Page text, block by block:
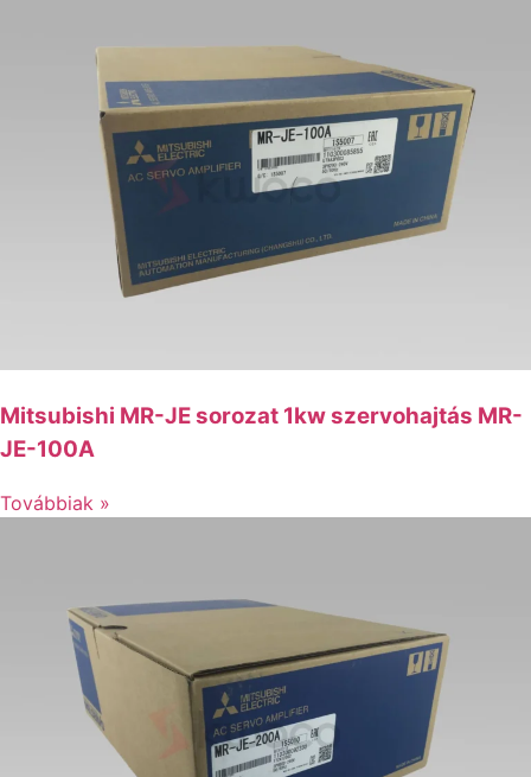
Mitsubishi MR-JE sorozat 1kw szervohajtás MR-
JE-100A
Továbbiak »